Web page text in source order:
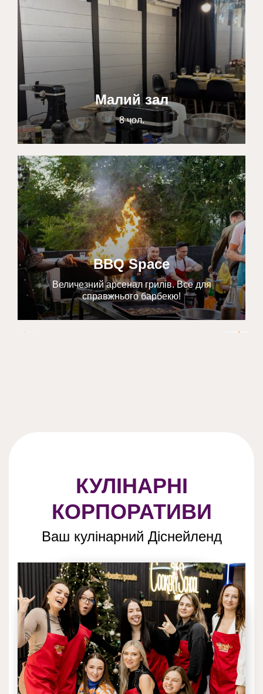
Малий зал
8 чол.
BBQ Space
Величезний арсенал грилів. Все для
справжнього барбекю!
КУЛІНАРНІ
КОРПОРАТИВИ
Ваш кулінарний Діснейленд